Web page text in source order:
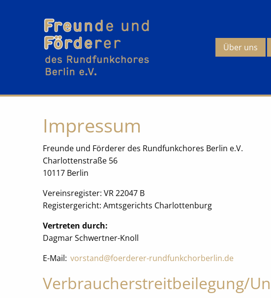
Über uns
Impressum
Freunde und Förderer des Rundfunkchores Berlin e.V.
Charlottenstraße 56
10117 Berlin
Vereinsregister: VR 22047 B
Registergericht: Amtsgerichts Charlottenburg
Vertreten durch:
Dagmar Schwertner-Knoll
E-Mail: vorstand@foerderer-rundfunkchorberlin.de
Verbraucher­streit­beilegung/